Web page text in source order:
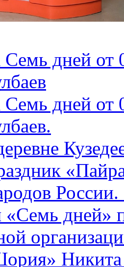
дней от
дней от
дней»